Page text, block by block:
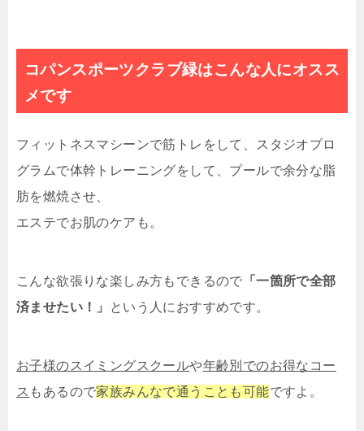
コパンスポーツクラブ緑はこんな人にオスス
メです
フィットネスマシーンで筋トレをして、スタジオプロ
グラムで体幹トレーニングをして、プールで余分な脂
肪を燃焼させ、
エステでお肌のケアも。
こんな欲張りな楽しみ方もできるので 「一箇所で全部
済ませたい！」
という人におすすめです。
お子様のスイミングスクールや年齢別でのお得なコー
ス もあるので家族みんなで通うことも可能ですよ。